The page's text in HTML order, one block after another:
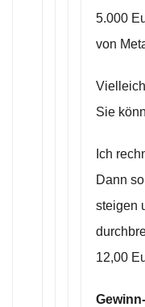
5.000
von
Sie
Ich
Dann
steigen
12,00